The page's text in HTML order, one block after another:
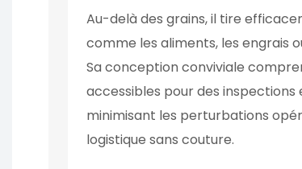
Au-delà des grains, il tire
comme les aliments, les engrais
Sa conception conviviale
accessibles pour des
minimisant les perturbations
logistique sans couture.